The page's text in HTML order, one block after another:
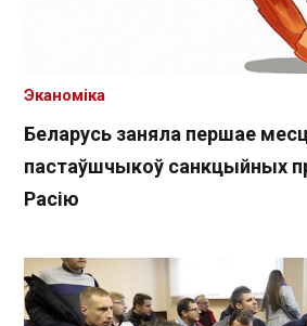
Беларусь заняла першае
пастаўшчыкоў санкцыйных
Расію
Эканоміка